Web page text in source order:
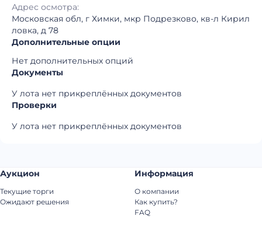
Адрес осмотра:
Московская обл, г Химки, мкр Подрезково, кв-л Кирил
ловка, д 78
Дополнительные опции
Нет дополнительных опций
Документы
У лота нет прикреплённых документов
Проверки
У лота нет прикреплённых документов
Аукцион
Текущие торги
Ожидают решения
Информация
О компании
Как купить?
FAQ